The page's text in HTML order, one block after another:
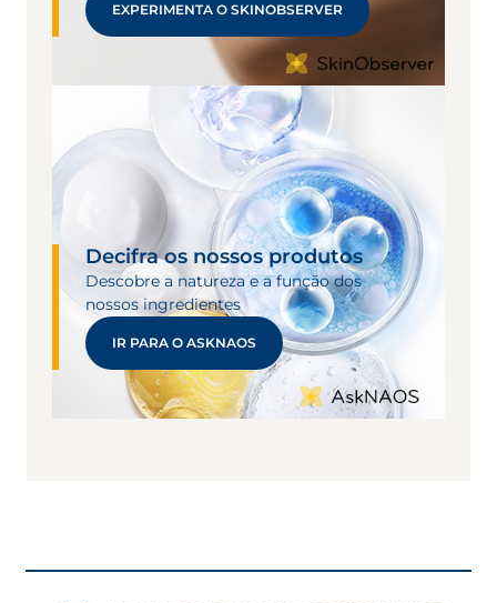
EXPERIMENTA O SKINOBSERVER
Decifra os nossos produtos
Descobre a natureza e a função dos
nossos ingredientes
IR PARA O ASKNAOS